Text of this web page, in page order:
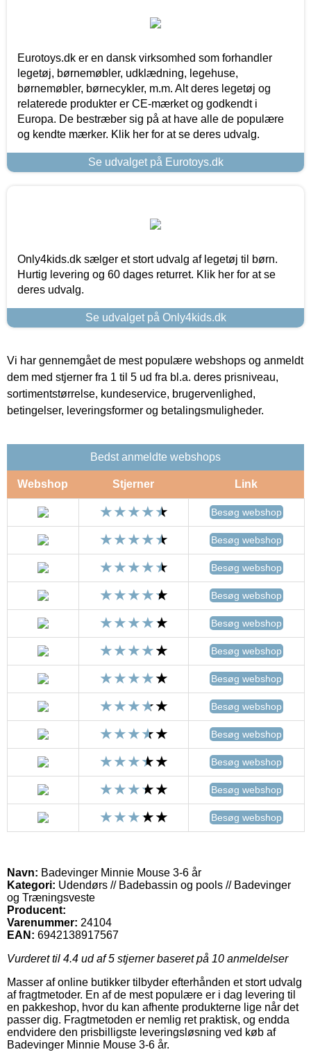
Eurotoys.dk er en dansk virksomhed som forhandler
legetøj, børnemøbler, udklædning, legehuse,
børnemøbler, børnecykler, m.m. Alt deres legetøj og
relaterede produkter er CE-mærket og godkendt i
Europa. De bestræber sig på at have alle de populære
og kendte mærker. Klik her for at se deres udvalg.
Se udvalget på Eurotoys.dk
Only4kids.dk sælger et stort udvalg af legetøj til børn.
Hurtig levering og 60 dages returret. Klik her for at se
deres udvalg.
Se udvalget på Only4kids.dk
Vi har gennemgået de mest populære webshops og anmeldt
dem med stjerner fra 1 til 5 ud fra bl.a. deres prisniveau,
sortimentstørrelse, kundeservice, brugervenlighed,
betingelser, leveringsformer og betalingsmuligheder.
Bedst anmeldte webshops
Webshop Stjerner Link
Besøg webshop
Besøg webshop
Besøg webshop
Besøg webshop
Besøg webshop
Besøg webshop
Besøg webshop
Besøg webshop
Besøg webshop
Besøg webshop
Besøg webshop
Besøg webshop
Navn: Badevinger Minnie Mouse 3-6 år
Kategori: Udendørs // Badebassin og pools // Badevinger
og Træningsveste
Producent:
Varenummer: 24104
EAN: 6942138917567
Vurderet til 4.4 ud af 5 stjerner baseret på 10 anmeldelser
Masser af online butikker tilbyder efterhånden et stort udvalg
af fragtmetoder. En af de mest populære er i dag levering til
en pakkeshop, hvor du kan afhente produkterne lige når det
passer dig. Fragtmetoden er nemlig ret praktisk, og endda
endvidere den prisbilligste leveringsløsning ved køb af
Badevinger Minnie Mouse 3-6 år.